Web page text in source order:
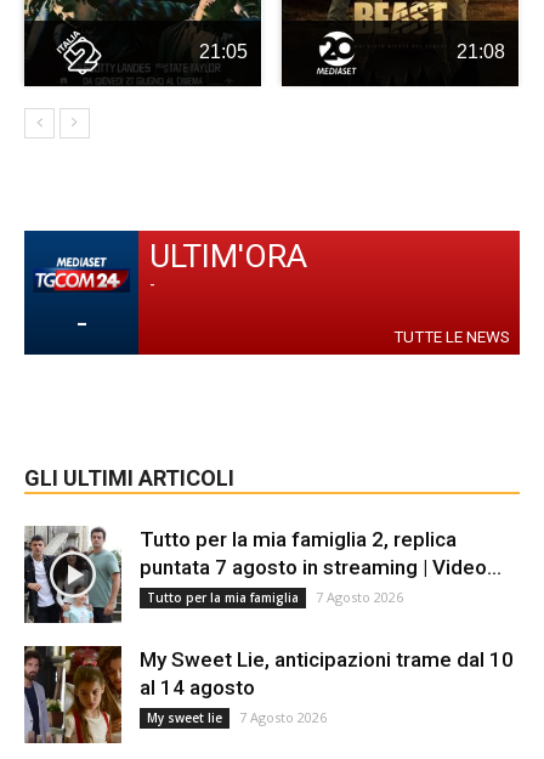
21:05 21:08
-
ULTIM'ORA
-
TUTTE LE NEWS
GLI ULTIMI ARTICOLI
Tutto per la mia famiglia 2, replica
puntata 7 agosto in streaming | Video...
Tutto per la mia famiglia 7 Agosto 2026
My Sweet Lie, anticipazioni trame dal 10
al 14 agosto
My sweet lie 7 Agosto 2026